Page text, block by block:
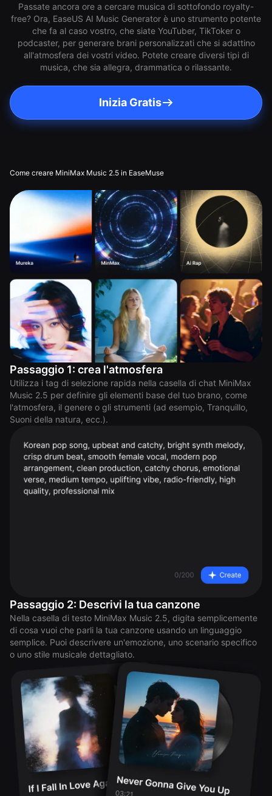
Passate ancora ore a cercare musica di sottofondo royalty-
free? Ora, EaseUS AI Music Generator è uno strumento potente
che fa al caso vostro, che siate YouTuber, TikToker o
podcaster, per generare brani personalizzati che si adattino
all'atmosfera dei vostri video. Potete creare diversi tipi di
musica, che sia allegra, drammatica o rilassante.
Inizia Gratis
Come creare MiniMax Music 2.5 in EaseMuse
Passaggio 1: crea l'atmosfera
Utilizza i tag di selezione rapida nella casella di chat MiniMax
Music 2.5 per definire gli elementi base del tuo brano, come
l'atmosfera, il genere o gli strumenti (ad esempio, Tranquillo,
Suoni della natura, ecc.).
Passaggio 2: Descrivi la tua canzone
Nella casella di testo MiniMax Music 2.5, digita semplicemente
di cosa vuoi che parli la tua canzone usando un linguaggio
semplice. Puoi descrivere un'emozione, uno scenario specifico
o uno stile musicale dettagliato.